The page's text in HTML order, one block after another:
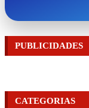
PUBLICIDADES
CATEGORIAS